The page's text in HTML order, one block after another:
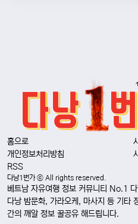
홈으로
개인정보처리방침
RSS
다낭1번가 ⓒ All rights reserved.
베트남 자유여행 정보 커뮤니티 No.1
다낭 밤문화, 가라오케, 마사지 등 기타
간의 깨알 정보 꿀공유 해드립니다.